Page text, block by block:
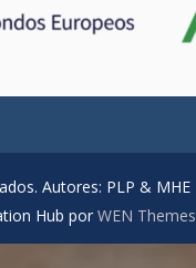
Autores: PLP & MHE
Hub por WEN Themes